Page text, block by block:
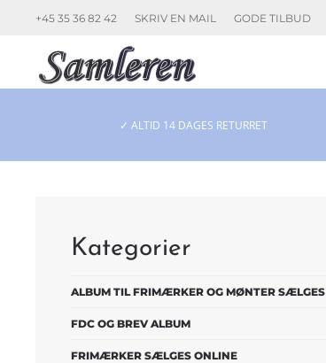
Skip to main content
+45 35 36 82 42 SKRIV EN MAIL GODE TILBUD
✓ ALTID 14 DAGES RETURRET
Kategorier
ALBUM TIL FRIMÆRKER OG MØNTER SÆLGES
FDC OG BREV ALBUM
FRIMÆRKER SÆLGES ONLINE